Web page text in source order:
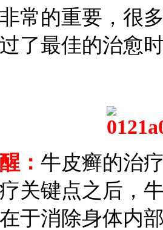
的重要，很多
了最佳的治愈
： 牛皮癣的治
关键点之后，
于消除身体内